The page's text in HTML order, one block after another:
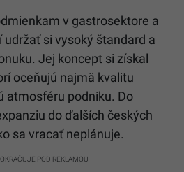
v gastrosektore a
udržať si vysoký štandard a
Jej koncept si získal
oceňujú najmä kvalitu
atmosféru podniku. Do
do ďalších českých
sa vracať neplánuje.
POD REKLAMOU